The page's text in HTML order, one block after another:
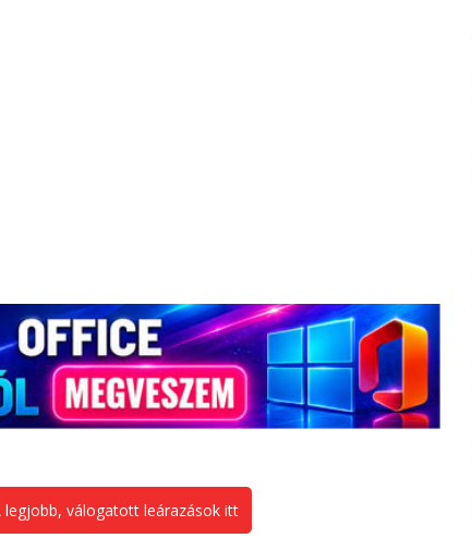
válogatott leárazások itt